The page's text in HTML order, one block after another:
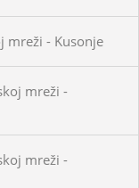
mreži - Kusonje
mreži -
mreži -